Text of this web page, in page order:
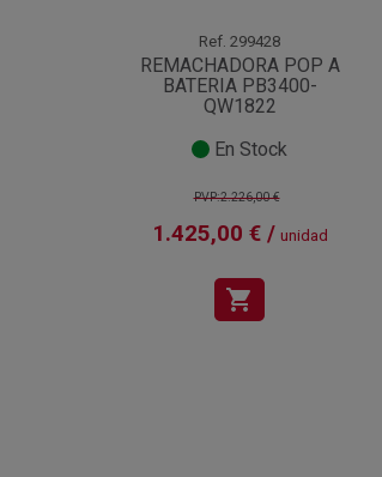
Ref. 299428
REMACHADORA POP A
BATERIA PB3400-
QW1822
En Stock
PVP:2.226,00 €
1.425,00 € / unidad
shopping_cart